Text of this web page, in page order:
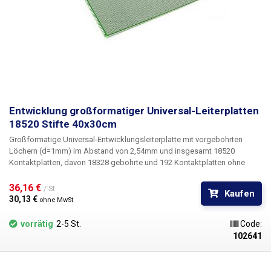
Entwicklung großformatiger Universal-Leiterplatten
18520 Stifte 40x30cm
Großformatige Universal-Entwicklungsleiterplatte mit vorgebohrten
Löchern (d=1mm) im Abstand von 2,54mm und insgesamt 18520
Kontaktplatten, davon 18328 gebohrte und 192 Kontaktplatten ohne
größer als das Format A3. Die Leiterplatte ist einseitig, die andere Seite
bietet ein aufgedrucktes Raster (4x4) zur einfachen Organisation. Die
einzelnen Zeilen und Spalten sind mit Zahlen und Buchstaben
gekennzeichnet. Die universelle gebohrte Cuprextit-Leiterplatte bietet
eine einfache, kostengünstige und vor allem schnelle Möglichkeit der
Einfach die vorgebohrte Leiterplatte mit den Bauteilen bestücken,
36,16 € / St.
30,13 € ohne MwSt
Kaufen
vorrätig 2-5 St.
Code:
102641